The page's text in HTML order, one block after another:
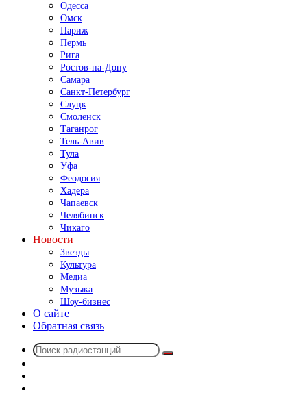
Одесса
Омск
Париж
Пермь
Рига
Ростов-на-Дону
Самара
Санкт-Петербург
Слуцк
Смоленск
Таганрог
Тель-Авив
Тула
Уфа
Феодосия
Хадера
Чапаевск
Челябинск
Чикаго
Новости
Звезды
Культура
Медиа
Музыка
Шоу-бизнес
О сайте
Обратная связь
Поиск